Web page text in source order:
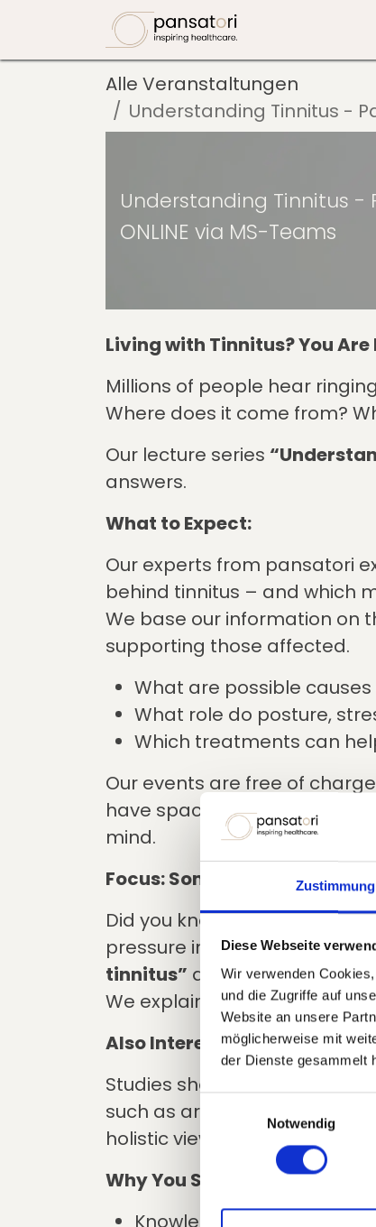
Zustimmung
Diese Webseite
Wir verwenden
und die Zugriffe auf
Website an unsere
möglicherweise mit
der Dienste gesammelt
Notwendig
Zum Inhalt springen
Alle Veranstaltungen
Understanding Tinnitus -
Understanding Tinnitus -
ONLINE via MS-Teams
Living with Tinnitus? You Are
Millions of people hear
Where does it come from?
Our lecture series
answers.
What to Expect:
Our experts from pansatori
behind tinnitus – and which
We base our information on
supporting those affected.
What are possible causes
What role do posture,
Which treatments can
Our events are free of
have space for your
mind.
Focus: Somatic Tinnitus
Did you know that some
pressure in the jaw or neck
tinnitus” and shows how
We explain how to
Also Interesting: Tinnitus &
Studies show that there are
such as arthritis or chronic
holistic view is so important.
Why You Should Attend:
Knowledge that really helps